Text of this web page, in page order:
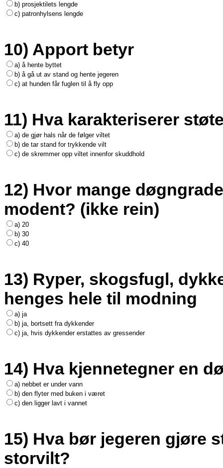
b) prosjektilets lengde
c) patronhylsens lengde
10) Apport betyr
a) å hente byttet
b) å gå ut av stand og hente jegeren
c) at hunden får fuglen til å fly opp
11) Hva karakteriserer
a) de gjør hals når de følger viltet
b) de tar stand for trykkende vilt
c) de skremmer opp viltet innenfor skuddhold
12) Hvor mange
modent? (ikke rein)
a) 20
b) 30
c) 40
13) Ryper, skogsfugl,
henges hele til modning
a) ja
b) ja, bortsett fra dykkender
c) ja, hvis dykkender erstattes av gressender
14) Hva kjennetegner en
a) nebbet er under vann
b) den flyter med buken i været
c) den ligger lavt i vannet
15) Hva bør jegeren gjøre
storvilt?